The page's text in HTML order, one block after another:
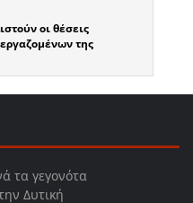
οι θέσεις
της
τα γεγονότα
Δυτική